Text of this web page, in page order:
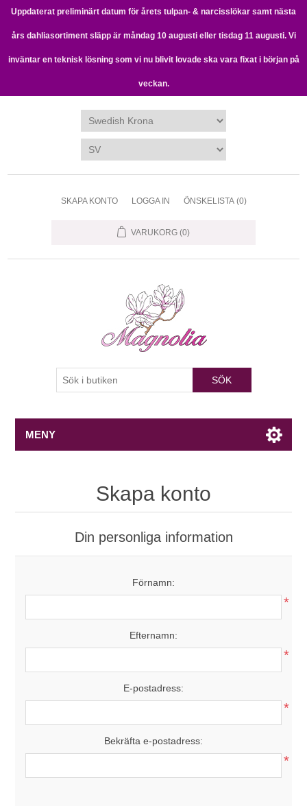
Uppdaterat preliminärt datum för årets tulpan- & narcisslökar samt nästa
års dahliasortiment släpp är måndag 10 augusti eller tisdag 11 augusti. Vi
inväntar en teknisk lösning som vi nu blivit lovade ska vara fixat i början på
veckan.
SKAPA KONTO LOGGA IN ÖNSKELISTA (0)
VARUKORG (0)
SÖK
MENY
Skapa konto
Din personliga information
Förnamn:
*
Efternamn:
*
E-postadress:
*
Bekräfta e-postadress:
*